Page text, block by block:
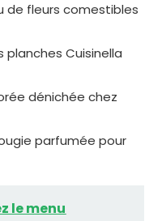
de fleurs comestibles
planches Cuisinella
dénichée chez
parfumée pour
le menu